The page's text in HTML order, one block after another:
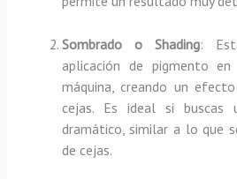
Sombrado o Shading:
aplicación de pigmento
máquina, creando un
cejas. Es ideal si
dramático, similar a lo que
de cejas.